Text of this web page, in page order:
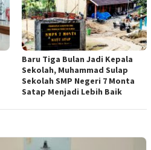
Baru Tiga Bulan Jadi Kepala
Sekolah, Muhammad Sulap
Sekolah SMP Negeri 7 Monta
Satap Menjadi Lebih Baik